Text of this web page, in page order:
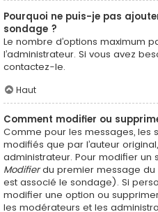
Pourquoi ne puis-je pas
sondage ?
Le nombre d’options maximum
l’administrateur. Si vous avez
contactez-le.
Haut
Comment modifier ou
Comme pour les messages, les
modifiés que par l’auteur
administrateur. Pour modifier un
Modifierdu premier message du
est associé le sondage). Si
modifier une option ou
les modérateurs et les